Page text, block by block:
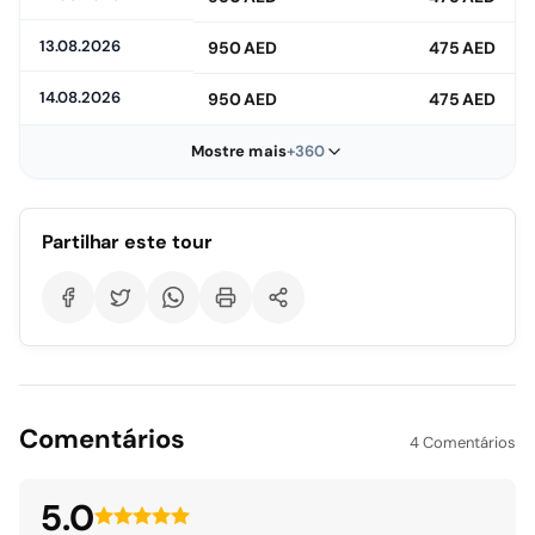
da sua viagem até o seu retorno, atendendo rapidamente
a mudanças repentinas e solicitações adicionais.
13.08.2026 950 AED 475 AED
14.08.2026 950 AED 475 AED
Mostre mais+360
Partilhar este tour
Comentários 4 Comentários
5.0